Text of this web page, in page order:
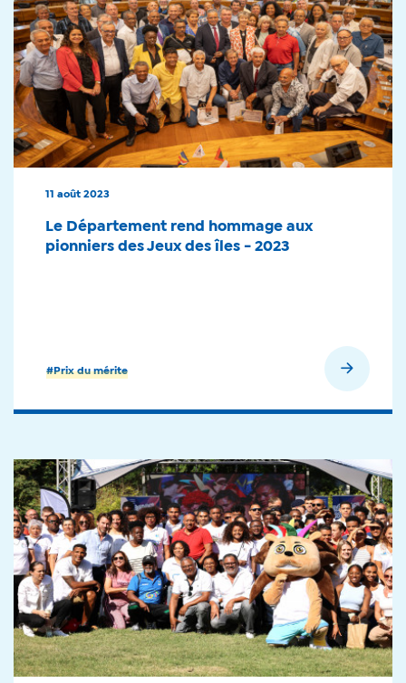
#Prix du mérite
11 août 2023
Le Département rend hommage aux
pionniers des Jeux des îles - 2023